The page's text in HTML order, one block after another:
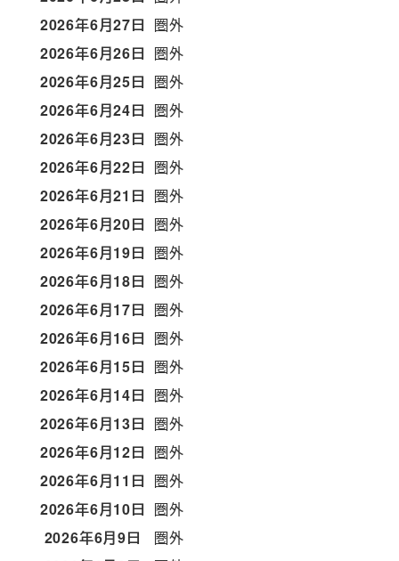
2026年6月27日 圏外
2026年6月26日 圏外
2026年6月25日 圏外
2026年6月24日 圏外
2026年6月23日 圏外
2026年6月22日 圏外
2026年6月21日 圏外
2026年6月20日 圏外
2026年6月19日 圏外
2026年6月18日 圏外
2026年6月17日 圏外
2026年6月16日 圏外
2026年6月15日 圏外
2026年6月14日 圏外
2026年6月13日 圏外
2026年6月12日 圏外
2026年6月11日 圏外
2026年6月10日 圏外
2026年6月9日
圏外